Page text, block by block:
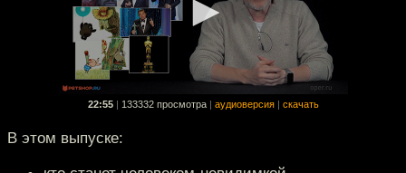
22:55 133332 просмотра аудиоверсия скачать
В этом выпуске: